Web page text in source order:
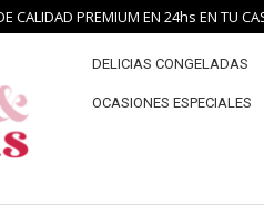
CALIDAD PREMIUM EN 24hs EN TU
DELICIAS CONGELADAS
OCASIONES ESPECIALES